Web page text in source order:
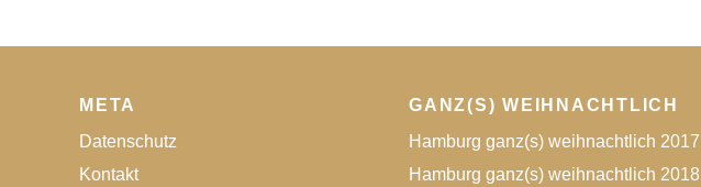
kulinarische Abenteuer klassischer, regionaler
Feinschmeckerküche ein. Wir freuen uns auf
Euren Besuch! Euer Team vom Brechtmanns
META
Datenschutz
Kontakt
GANZ(S) WEIHNACHTLICH
Hamburg ganz(s) weihnachtlich 2017
Hamburg ganz(s) weihnachtlich 2018